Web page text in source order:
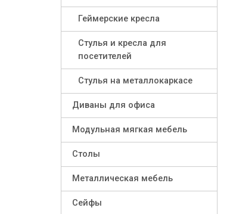
Геймерские кресла
Стулья и кресла для
посетителей
Стулья на металлокаркасе
Диваны для офиса
Модульная мягкая мебель
Столы
Металлическая мебель
Сейфы